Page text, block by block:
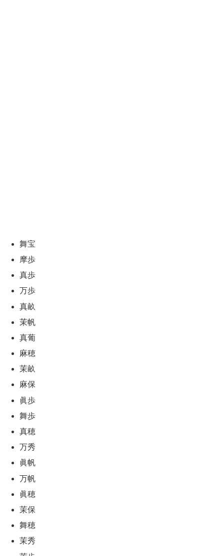
舞宝
摩歩
真歩
万歩
真畝
茉帆
真葡
麻穂
茉畝
麻保
眞歩
舞歩
真穂
万秀
眞帆
万帆
眞穂
茉保
舞穂
茉秀